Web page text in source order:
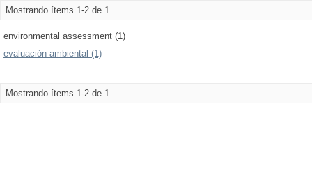
Mostrando ítems 1-2 de 1
environmental assessment (1)
evaluación ambiental (1)
Mostrando ítems 1-2 de 1